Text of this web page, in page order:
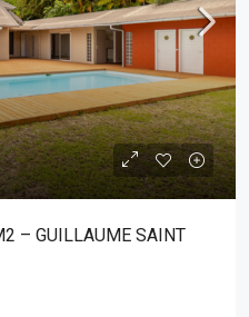
– GUILLAUME SAINT